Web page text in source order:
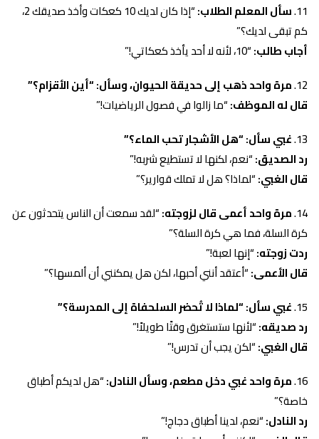
سأل المعلم الطلاب:
“إذا كان لديك 10 كعكات وأخذ صديقك 2،
كم تبقى لديك؟”
أجاب طالب:“10، لأنه لا أحد يأخذ كعكاتي!”
مرة واحد ذهب إلى حديقة الحيوان، وسأل: “أين الأقزام؟”
قال له الموظف:“ما زالوا في فصول الرياضيات!”
غبي سأل: “هل الأشجار تحب الماء؟”
رد الصديق:“نعم، لكنها لا تستطيع شربه!”
قال الغبي:“لماذا؟ هل لا تملك قوارير؟”
مرة واحد أعمى قال لزوجته:“لقد سمعت أن الناس يتحدثون عن
كرة السلة، فما هي كرة السلة؟”
ردت زوجته:“إنها لعبة!”
قال الأعمى:“أعتقد أنني أحبها، لكن هل يمكنني أن ألمسها؟”
غبي سأل: “لماذا لا تُحضر السلحفاة إلى المدرسة؟”
رد صديقه:“لأنها ستستغرق وقتًا طويلاً!”
قال الغبي:“لكن يجب أن تدرس!”
مرة واحد غبي دخل مطعم، وسأل النادل:“هل لديكم أطباق
خاصة؟”
رد النادل:“نعم، لدينا أطباق دجاج!”